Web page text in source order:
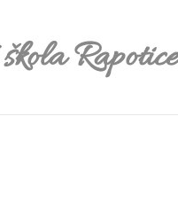
Rapotice